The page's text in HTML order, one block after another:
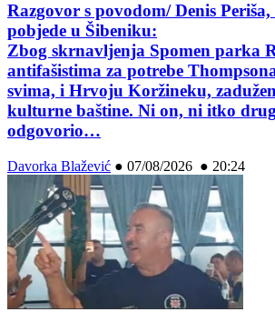
Razgovor s povodom/ Denis
pobjede u Šibeniku:
Zbog skrnavljenja Spomen parka
antifašistima za potrebe
svima, i Hrvoju Koržineku,
kulturne baštine. Ni on, ni itko
odgovorio…
Davorka Blažević ● 07/08/2026 ● 20:24